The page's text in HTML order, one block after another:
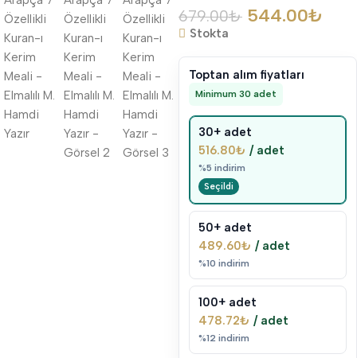
679.00₺ 544.00₺
Stokta
Toptan alım fiyatları
Minimum 30 adet
30+ adet
516.80₺ / adet
%5 indirim
50+ adet
489.60₺ / adet
%10 indirim
100+ adet
478.72₺ / adet
%12 indirim